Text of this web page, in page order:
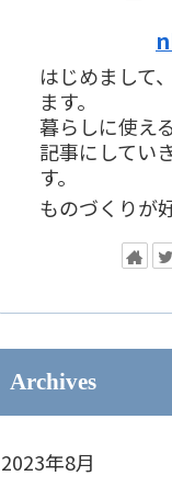
はじめまして
ます。
暮らしに使え
記事にしてい
す。
ものづくりが
Archives
2023年8月